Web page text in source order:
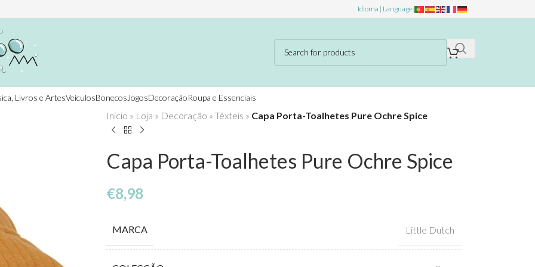
Idioma | Language:
Livros e ArtesVeículosBonecos JogosDecoraçãoRoupa e Essenciais
Início » Loja » Decoração » Têxteis » Capa Porta-Toalhetes Pure Ochre Spice
Capa Porta-Toalhetes Pure Ochre Spice
€8,98
MARCA Little Dutch